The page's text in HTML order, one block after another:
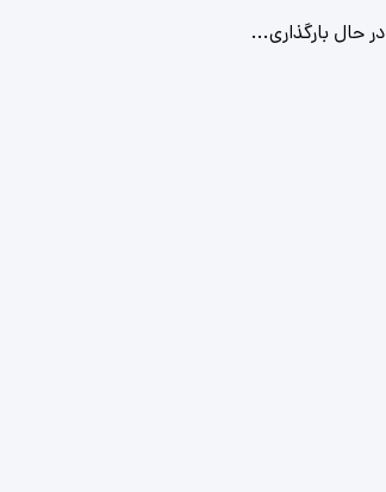
در حال بارگذاری...